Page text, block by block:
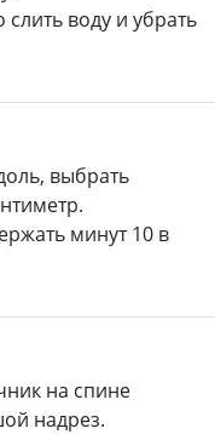
слить воду и убрать
выбрать
минут 10 в
на спине
надрез.